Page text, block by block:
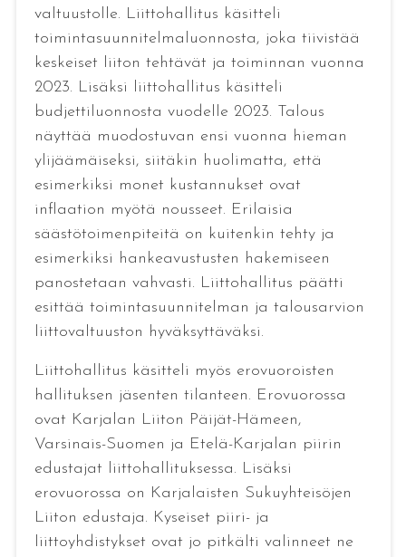
valtuustolle. Liittohallitus käsitteli
toimintasuunnitelmaluonnosta, joka tiivistää
keskeiset liiton tehtävät ja toiminnan vuonna
2023. Lisäksi liittohallitus käsitteli
budjettiluonnosta vuodelle 2023. Talous
näyttää muodostuvan ensi vuonna hieman
ylijäämäiseksi, siitäkin huolimatta, että
esimerkiksi monet kustannukset ovat
inflaation myötä nousseet. Erilaisia
säästötoimenpiteitä on kuitenkin tehty ja
esimerkiksi hankeavustusten hakemiseen
panostetaan vahvasti. Liittohallitus päätti
esittää toimintasuunnitelman ja talousarvion
liittovaltuuston hyväksyttäväksi.
Liittohallitus käsitteli myös erovuoroisten
hallituksen jäsenten tilanteen. Erovuorossa
ovat Karjalan Liiton Päijät-Hämeen,
Varsinais-Suomen ja Etelä-Karjalan piirin
edustajat liittohallituksessa. Lisäksi
erovuorossa on Karjalaisten Sukuyhteisöjen
Liiton edustaja. Kyseiset piiri- ja
liittoyhdistykset ovat jo pitkälti valinneet ne